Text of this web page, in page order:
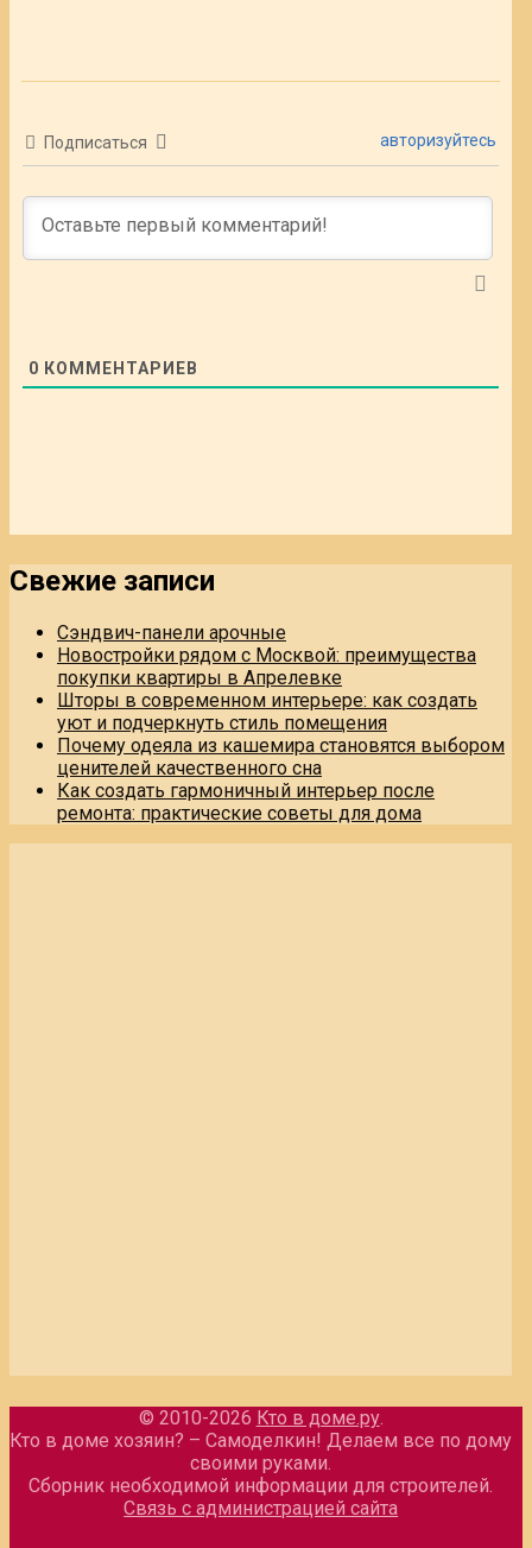
Подписаться авторизуйтесь
0 КОММЕНТАРИЕВ
Свежие записи
Сэндвич-панели арочные
Новостройки рядом с Москвой: преимущества
покупки квартиры в Апрелевке
Шторы в современном интерьере: как создать
уют и подчеркнуть стиль помещения
Почему одеяла из кашемира становятся выбором
ценителей качественного сна
Как создать гармоничный интерьер после
ремонта: практические советы для дома
© 2010-2026 Кто в доме.ру.
Кто в доме хозяин? – Самоделкин! Делаем все по дому
своими руками.
Сборник необходимой информации для строителей.
Связь с администрацией сайта